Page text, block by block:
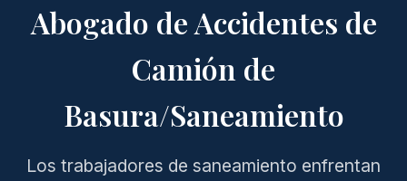
Abogado de Accidentes de
Camión de
Basura/Saneamiento
Los trabajadores de saneamiento enfrentan